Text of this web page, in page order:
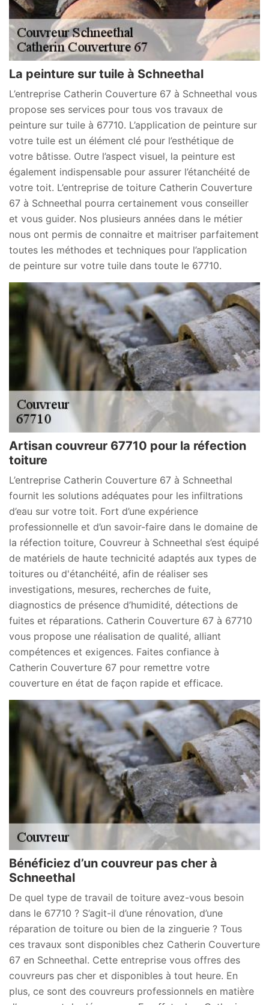
La peinture sur tuile à Schneethal
L’entreprise Catherin Couverture 67 à Schneethal vous
propose ses services pour tous vos travaux de
peinture sur tuile à 67710. L’application de peinture sur
votre tuile est un élément clé pour l’esthétique de
votre bâtisse. Outre l’aspect visuel, la peinture est
également indispensable pour assurer l’étanchéité de
votre toit. L’entreprise de toiture Catherin Couverture
67 à Schneethal pourra certainement vous conseiller
et vous guider. Nos plusieurs années dans le métier
nous ont permis de connaitre et maitriser parfaitement
toutes les méthodes et techniques pour l’application
de peinture sur votre tuile dans toute le 67710.
Artisan couvreur 67710 pour la réfection
toiture
L’entreprise Catherin Couverture 67 à Schneethal
fournit les solutions adéquates pour les infiltrations
d’eau sur votre toit. Fort d’une expérience
professionnelle et d’un savoir-faire dans le domaine de
la réfection toiture, Couvreur à Schneethal s’est équipé
de matériels de haute technicité adaptés aux types de
toitures ou d'étanchéité, afin de réaliser ses
investigations, mesures, recherches de fuite,
diagnostics de présence d’humidité, détections de
fuites et réparations. Catherin Couverture 67 à 67710
vous propose une réalisation de qualité, alliant
compétences et exigences. Faites confiance à
Catherin Couverture 67 pour remettre votre
couverture en état de façon rapide et efficace.
Bénéficiez d’un couvreur pas cher à
Schneethal
De quel type de travail de toiture avez-vous besoin
dans le 67710 ? S’agit-il d’une rénovation, d’une
réparation de toiture ou bien de la zinguerie ? Tous
ces travaux sont disponibles chez Catherin Couverture
67 en Schneethal. Cette entreprise vous offres des
couvreurs pas cher et disponibles à tout heure. En
plus, ce sont des couvreurs professionnels en matière